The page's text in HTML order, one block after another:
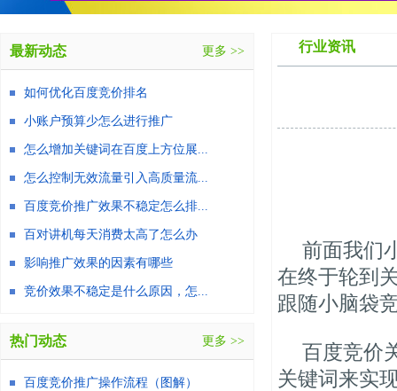
行业资讯
前面我们
在终于轮到
跟随小脑袋
百度竞价
关键词来实
最新动态 更多 >>
如何优化百度竞价排名
小账户预算少怎么进行推广
怎么增加关键词在百度上方位展...
怎么控制无效流量引入高质量流...
百度竞价推广效果不稳定怎么排...
百对讲机每天消费太高了怎么办
影响推广效果的因素有哪些
竞价效果不稳定是什么原因，怎...
热门动态 更多 >>
百度竞价推广操作流程（图解）